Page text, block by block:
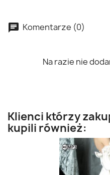
Komentarze (0)
Na razie nie
Klienci którzy
kupili również: